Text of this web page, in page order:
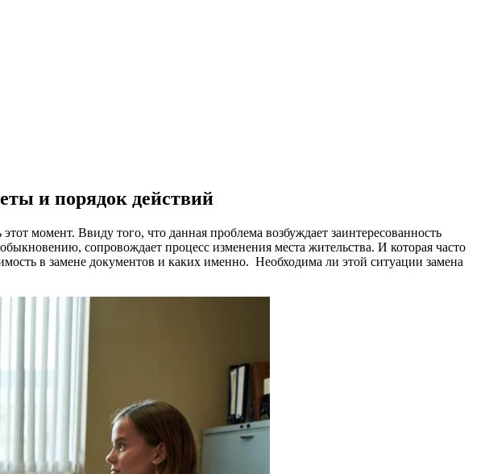
и порядок действий
момент. Ввиду того, что данная проблема возбуждает заинтересованность
сопровождает процесс изменения места жительства. И которая часто
в замене документов и каких именно. Необходима ли этой ситуации замена